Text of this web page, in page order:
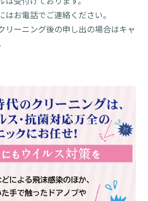
はお電話でご連絡ください。
リーニング後の申し出の場合はキャ